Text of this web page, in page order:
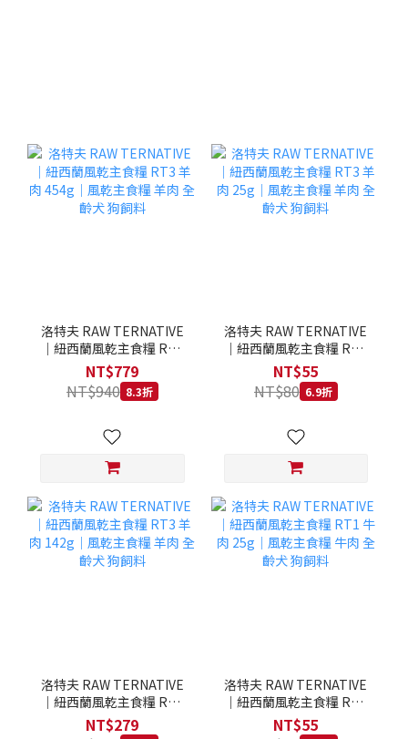
洛特夫 RAW TERNATIVE
｜紐西蘭風乾主食糧 RT3
羊肉 454g｜風乾主食糧 羊
肉 全齡犬 狗飼料
NT$779
NT$940 8.3折
洛特夫 RAW TERNATIVE
｜紐西蘭風乾主食糧 RT3
羊肉 25g｜風乾主食糧 羊
肉 全齡犬 狗飼料
NT$55
NT$80 6.9折
洛特夫 RAW TERNATIVE
｜紐西蘭風乾主食糧 RT3
羊肉 142g｜風乾主食糧 羊
NT$279
洛特夫 RAW TERNATIVE
｜紐西蘭風乾主食糧 RT1
牛肉 25g｜風乾主食糧 牛
NT$55